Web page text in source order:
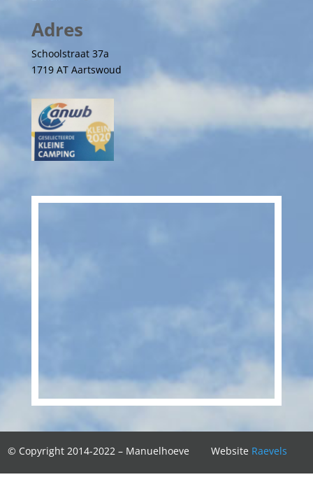
Adres
Schoolstraat 37a
1719 AT Aartswoud
© Copyright 2014-2022 – Manuelhoeve Website Raevels